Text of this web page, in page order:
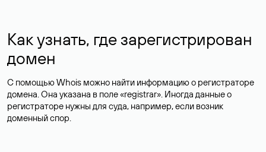
Как узнать, где зарегистрирован
домен
С помощью Whois можно найти информацию о регистраторе
домена. Она указана в поле «registrar». Иногда данные о
регистраторе нужны для суда, например, если возник
доменный спор.